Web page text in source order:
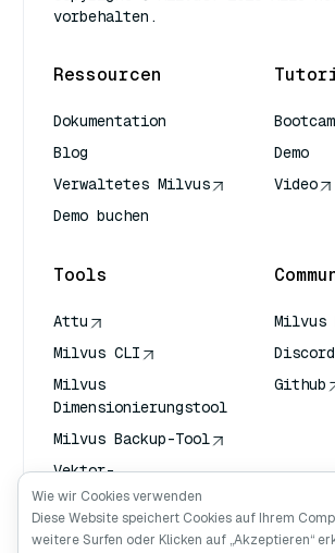
vorbehalten.
Ressourcen
Dokumentation
Blog
Verwaltetes Milvus
Demo buchen
Demo
Video
Tools
Attu
Milvus CLI
Milvus
Dimensionierungstool
Milvus Backup-Tool
Vektor-
Transportdienst
(VTS)
Deep Searcher
Milvus
Discord
Github
Wie wir Cookies verwenden
Diese Website speichert Cookies auf Ihrem
weitere Surfen oder Klicken auf „Akzeptieren“